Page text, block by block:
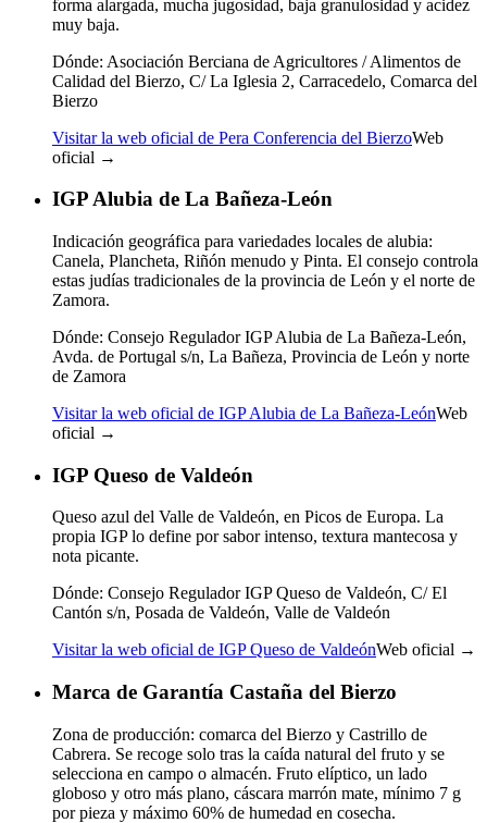
forma alargada, mucha jugosidad, baja granulosidad y acidez
muy baja.
Dónde: Asociación Berciana de Agricultores / Alimentos de
Calidad del Bierzo, C/ La Iglesia 2, Carracedelo, Comarca del
Bierzo
Visitar la web oficial de Pera Conferencia del BierzoWeb
oficial →
IGP Alubia de La Bañeza-León
Indicación geográfica para variedades locales de alubia:
Canela, Plancheta, Riñón menudo y Pinta. El consejo controla
estas judías tradicionales de la provincia de León y el norte de
Zamora.
Dónde: Consejo Regulador IGP Alubia de La Bañeza-León,
Avda. de Portugal s/n, La Bañeza, Provincia de León y norte
de Zamora
Visitar la web oficial de IGP Alubia de La Bañeza-LeónWeb
oficial →
IGP Queso de Valdeón
Queso azul del Valle de Valdeón, en Picos de Europa. La
propia IGP lo define por sabor intenso, textura mantecosa y
nota picante.
Dónde: Consejo Regulador IGP Queso de Valdeón, C/ El
Cantón s/n, Posada de Valdeón, Valle de Valdeón
Visitar la web oficial de IGP Queso de ValdeónWeb oficial →
Marca de Garantía Castaña del Bierzo
Zona de producción: comarca del Bierzo y Castrillo de
Cabrera. Se recoge solo tras la caída natural del fruto y se
selecciona en campo o almacén. Fruto elíptico, un lado
globoso y otro más plano, cáscara marrón mate, mínimo 7 g
por pieza y máximo 60% de humedad en cosecha.